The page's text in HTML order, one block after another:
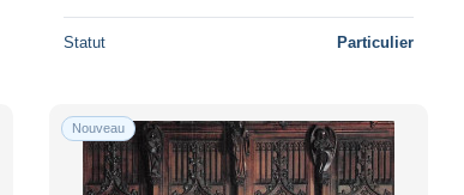
Statut Particulier
Nouveau